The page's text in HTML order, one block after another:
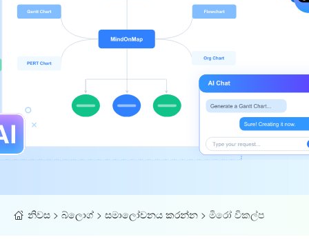
නිවස > බ්ලොග් > සමාලෝචනය කරන්න > මිරෝ විකල්ප